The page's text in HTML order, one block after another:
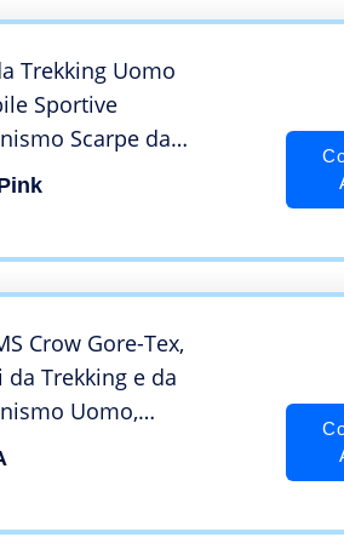
Trekking Uomo
Sportive
Scarpe da
Sneakers Passeggiata
Crow Gore-Tex,
da Trekking e da
Uomo,
(0935), 44 EU